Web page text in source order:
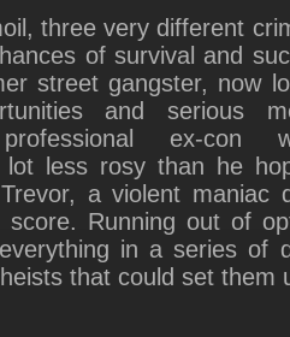
street gangster, now
and serious
ex-con
less rosy than he
a violent maniac
Running out of
in a series of
that could set them
dynamic and most